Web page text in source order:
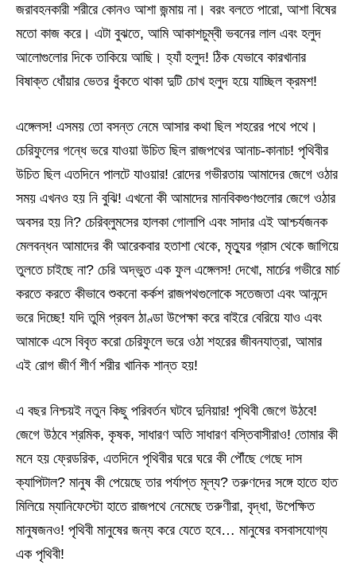
জরাবহনকারী শরীরে কোনও আশা জন্মায় না। বরং বলতে পারো, আশা বিষের
মতো কাজ করে। এটা বুঝতে, আমি আকাশচুম্বী ভবনের লাল এবং হলুদ
আলোগুলোর দিকে তাকিয়ে আছি। হ্যাঁ হলুদ! ঠিক যেভাবে কারখানার
বিষাক্ত ধোঁয়ার ভেতর ধুঁকতে থাকা দুটি চোখ হলুদ হয়ে যাচ্ছিল ক্রমশ!
এঙ্গেলস! এসময় তো বসন্ত নেমে আসার কথা ছিল শহরের পথে পথে।
চেরিফুলের গন্ধে ভরে যাওয়া উচিত ছিল রাজপথের আনাচ-কানাচ! পৃথিবীর
উচিত ছিল এতদিনে পালটে যাওয়ার! রোদের গভীরতায় আমাদের জেগে ওঠার
সময় এখনও হয় নি বুঝি! এখনো কী আমাদের মানবিকগুণগুলোর জেগে ওঠার
অবসর হয় নি? চেরিব্লুমসের হালকা গোলাপি এবং সাদার এই আশ্চর্যজনক
মেলবন্ধন আমাদের কী আরেকবার হতাশা থেকে, মৃত্যুর গ্রাস থেকে জাগিয়ে
তুলতে চাইছে না? চেরি অদ্ভুত এক ফুল এঙ্গেলস! দেখো, মার্চের গভীরে মার্চ
করতে করতে কীভাবে শুকনো কর্কশ রাজপথগুলোকে সতেজতা এবং আনন্দে
ভরে দিচ্ছে! যদি তুমি প্রবল ঠাণ্ডা উপেক্ষা করে বাইরে বেরিয়ে যাও এবং
আমাকে এসে বিবৃত করো চেরিফুলে ভরে ওঠা শহরের জীবনযাত্রা, আমার
এই রোগ জীর্ণ শীর্ণ শরীর খানিক শান্ত হয়!
এ বছর নিশ্চয়ই নতুন কিছু পরিবর্তন ঘটবে দুনিয়ার! পৃথিবী জেগে উঠবে!
জেগে উঠবে শ্রমিক, কৃষক, সাধারণ অতি সাধারণ বস্তিবাসীরাও! তোমার কী
মনে হয় ফ্রেডরিক, এতদিনে পৃথিবীর ঘরে ঘরে কী পৌঁছে গেছে দাস
ক্যাপিটাল? মানুষ কী পেয়েছে তার পর্যাপ্ত মূল্য? তরুণদের সঙ্গে হাতে হাত
মিলিয়ে ম্যানিফেস্টো হাতে রাজপথে নেমেছে তরুণীরা, বৃদ্ধা, উপেক্ষিত
মানুষজনও! পৃথিবী মানুষের জন্য করে যেতে হবে… মানুষের বসবাসযোগ্য
এক পৃথিবী!